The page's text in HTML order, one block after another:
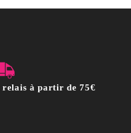
à partir de 75€